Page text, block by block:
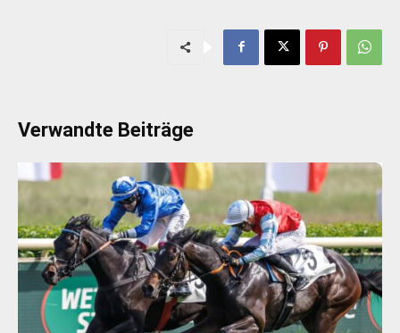
Verwandte Beiträge